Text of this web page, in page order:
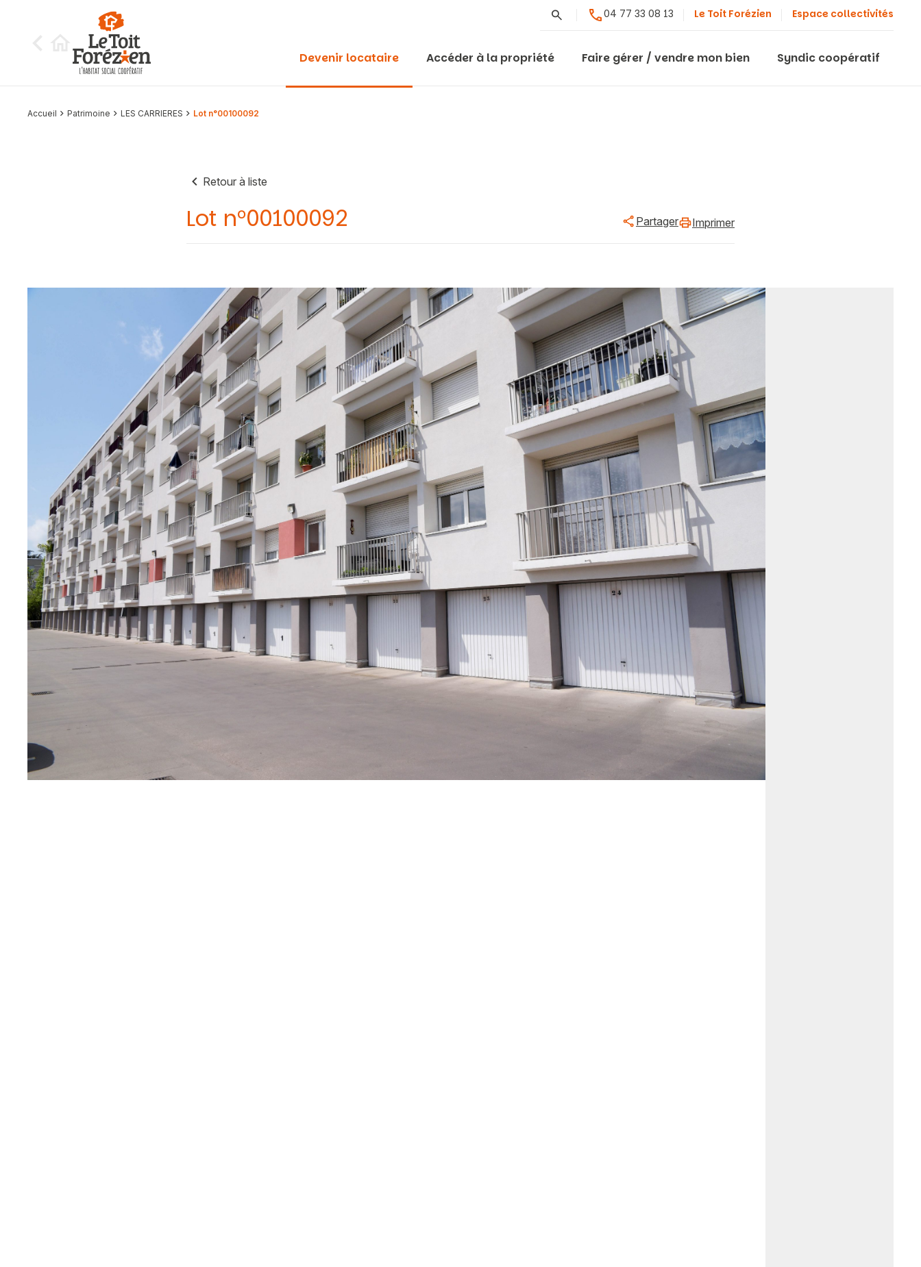
Rechercher04 77 33 08 13 Le Toit Forézien Espace collectivités
Devenir locataire Accéder à la propriété Faire gérer / vendre mon bien Syndic coopératif
Accueil Patrimoine LES CARRIERES Lot n°00100092
Retour à liste
Lot n°00100092 Partager Imprimer